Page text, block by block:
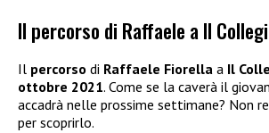
Il percorso di Raffaele a Il
Il percorso di Raffaele Fiorella a Il
ottobre 2021. Come se la caverà il
accadrà nelle prossime settimane? Non
per scoprirlo.